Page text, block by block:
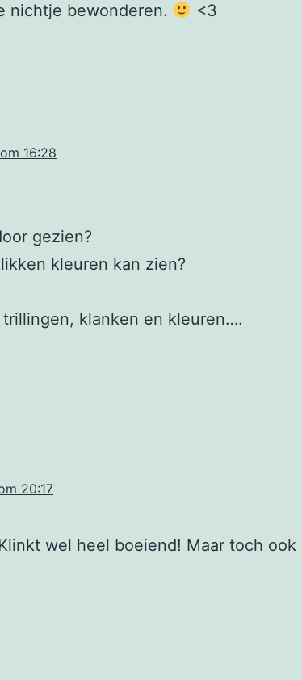
nichtje bewonderen.
<3
16:28
gezien?
kleuren kan zien?
klanken en kleuren….
20:17
wel heel boeiend! Maar toch ook